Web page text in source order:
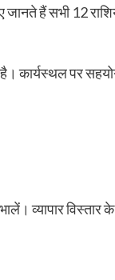
हैं सभी 12
कार्यस्थल पर
व्यापार विस्तार